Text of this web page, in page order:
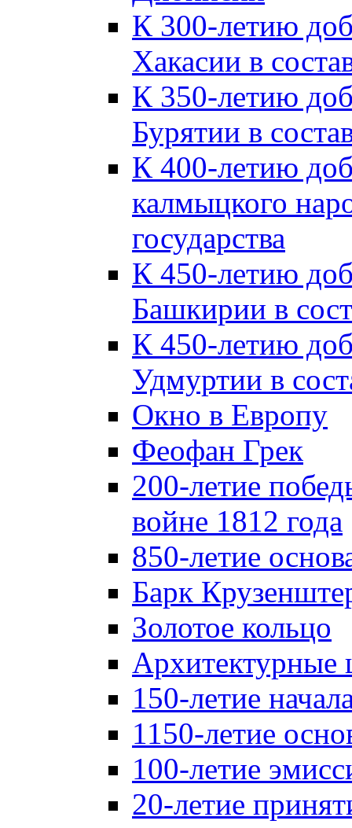
К 300-летию
Хакасии в
К 350-летию
Бурятии в
К 400-летию
калмыцкого
государства
К 450-летию
Башкирии в
К 450-летию
Удмуртии в
Окно в Европу
Феофан Грек
200-летие
войне 1812 года
850-летие
Барк
Золотое кольцо
Архитектурные
150-летие
1150-летие
100-летие
20-летие